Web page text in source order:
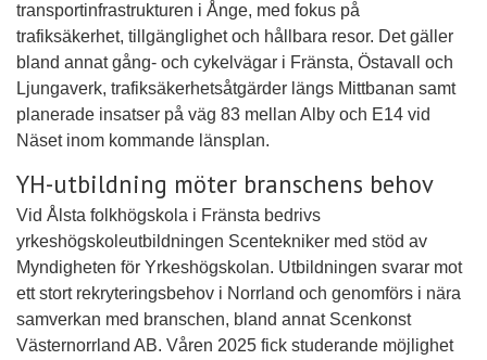
transportinfrastrukturen i Ånge, med fokus på
trafiksäkerhet, tillgänglighet och hållbara resor. Det gäller
bland annat gång- och cykelvägar i Fränsta, Östavall och
Ljungaverk, trafiksäkerhetsåtgärder längs Mittbanan samt
planerade insatser på väg 83 mellan Alby och E14 vid
Näset inom kommande länsplan.
YH-utbildning möter branschens behov
Vid Ålsta folkhögskola i Fränsta bedrivs
yrkeshögskoleutbildningen Scentekniker med stöd av
Myndigheten för Yrkeshögskolan. Utbildningen svarar mot
ett stort rekryteringsbehov i Norrland och genomförs i nära
samverkan med branschen, bland annat Scenkonst
Västernorrland AB. Våren 2025 fick studerande möjlighet